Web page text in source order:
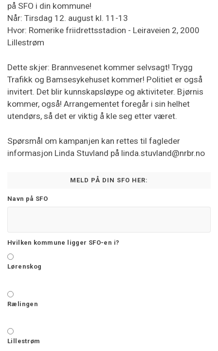
på SFO i din kommune!
Når: Tirsdag 12. august kl. 11-13
Hvor: Romerike friidrettsstadion - Leiraveien 2, 2000
Lillestrøm
Dette skjer: Brannvesenet kommer selvsagt! Trygg
Trafikk og Bamsesykehuset kommer! Politiet er også
invitert. Det blir kunnskapsløype og aktiviteter. Bjørnis
kommer, også! Arrangementet foregår i sin helhet
utendørs, så det er viktig å kle seg etter været.
Spørsmål om kampanjen kan rettes til fagleder
informasjon Linda Stuvland på linda.stuvland@nrbr.no
MELD PÅ DIN SFO HER:
Navn på SFO
Hvilken kommune ligger SFO-en i?
Lørenskog
Rælingen
Lillestrøm